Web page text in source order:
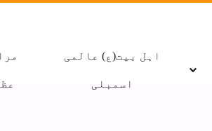
اہل بیت(ع) عالمی
اسمبلی